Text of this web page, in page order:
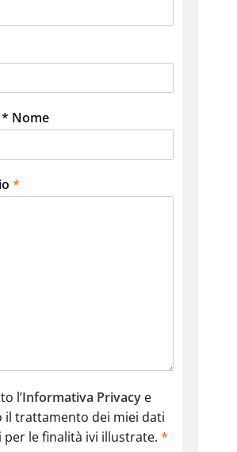
Nome
*
l’Informativa Privacy e
il trattamento dei miei dati
per le finalità ivi illustrate. *